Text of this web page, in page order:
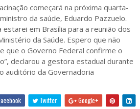
começará na próxima quarta-
da saúde, Eduardo Pazzuelo.
em Brasília para a reunião dos
da Saúde. Espero que não
que o Governo Federal confirme o
declarou a gestora estadual durante
auditório da Governadoria
Twitter Google+